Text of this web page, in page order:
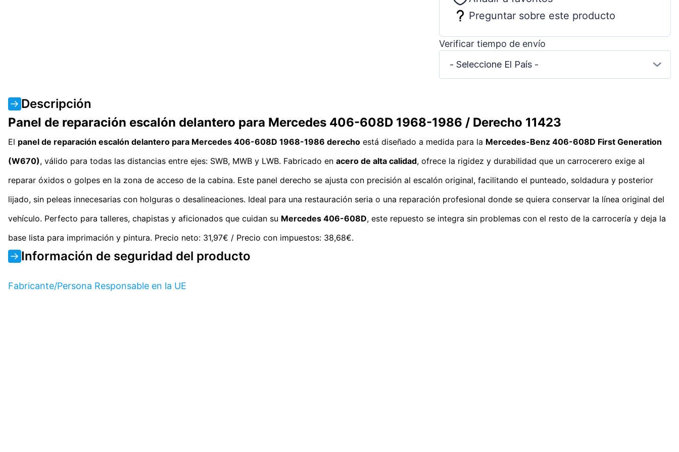
Preguntar sobre este producto
Verificar tiempo de envío
- Seleccione El País -
Descripción
Panel de reparación escalón delantero para Mercedes 406-608D 1968-1986 / Derecho 11423
El panel de reparación escalón delantero para Mercedes 406-608D 1968-1986 derecho está diseñado a medida para la Mercedes-Benz 406-608D First Generation
(W670), válido para todas las distancias entre ejes: SWB, MWB y LWB. Fabricado en acero de alta calidad, ofrece la rigidez y durabilidad que un carrocerero exige al
reparar óxidos o golpes en la zona de acceso de la cabina. Este panel derecho se ajusta con precisión al escalón original, facilitando el punteado, soldadura y posterior
lijado, sin peleas innecesarias con holguras o desalineaciones. Ideal para una restauración seria o una reparación profesional donde se quiera conservar la línea original del
vehículo. Perfecto para talleres, chapistas y aficionados que cuidan su Mercedes 406-608D, este repuesto se integra sin problemas con el resto de la carrocería y deja la
base lista para imprimación y pintura. Precio neto: 31,97€ / Precio con impuestos: 38,68€.
Información de seguridad del producto
Fabricante/Persona Responsable en la UE